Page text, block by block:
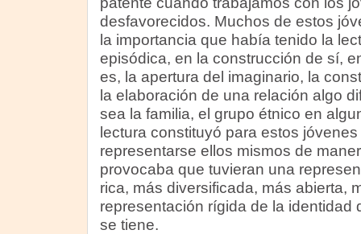
desfavorecidos. Muchos de estos
la importancia que había tenido la
episódica, en la construcción de sí,
es, la apertura del imaginario, la
la elaboración de una relación algo
sea la familia, el grupo étnico en
lectura constituyó para estos
representarse ellos mismos de
provocaba que tuvieran una
rica, más diversificada, más abierta,
representación rígida de la identidad
se tiene.